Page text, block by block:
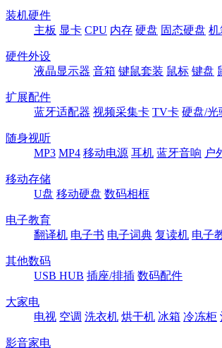
装机硬件
主板 显卡 CPU 内存 硬盘 固态硬盘 机
硬件外设
液晶显示器 音箱 键鼠套装 鼠标 键盘
扩展配件
蓝牙适配器 视频采集卡 TV卡 硬盘/光
随身视听
MP3 MP4 移动电源 耳机 蓝牙音响 户
移动存储
U盘 移动硬盘 数码相框
电子教育
翻译机 电子书 电子词典 复读机 电子
其他数码
USB HUB 插座/排插 数码配件
大家电
电视 空调 洗衣机 烘干机 冰箱 冷冻柜
影音家电